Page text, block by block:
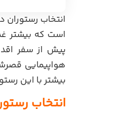
انتخاب
است که بیشتر
پیش از سفر
هواپیمایی
بیشتر با این
انتخاب